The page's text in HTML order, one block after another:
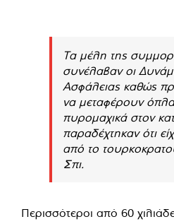
Τα μέλη της
συνέλαβαν οι
Ασφάλειας καθώς
να μεταφέρουν
πυρομαχικά στον
παραδέχτηκαν ότι
από το
Σπι.
Περισσότεροι από 60